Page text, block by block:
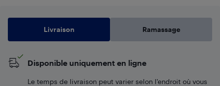
Livraison Ramassage
Disponible uniquement en ligne
Le temps de livraison peut varier selon l'endroit où vous